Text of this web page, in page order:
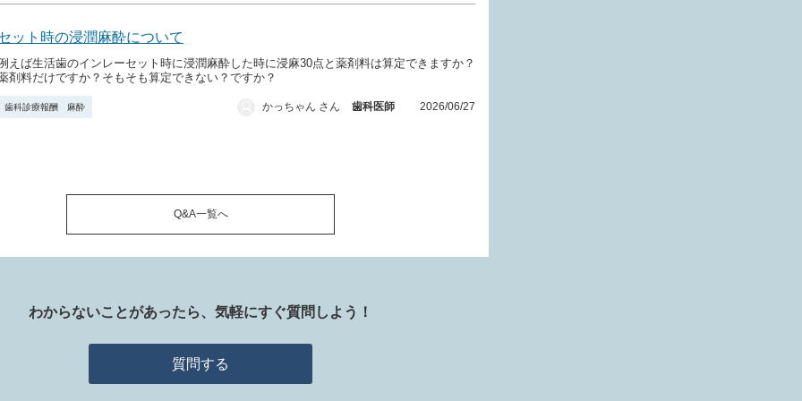
ット時の浸潤麻酔について
えば生活歯のインレーセット時に浸潤麻酔した時に浸麻30点と薬剤料は算定できますか？
剤料だけですか？そもそも算定できない？ですか？
歯科診療報酬 麻酔 かっちゃん さん 歯科医師 2026/06/27
Q&A一覧へ
わからないことがあったら、 気軽にすぐ質問しよう！
質問する